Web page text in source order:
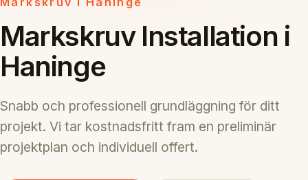
Markskruv Installation i
Haninge
Snabb och professionell grundläggning för ditt
projekt. Vi tar kostnadsfritt fram en preliminär
projektplan och individuell offert.